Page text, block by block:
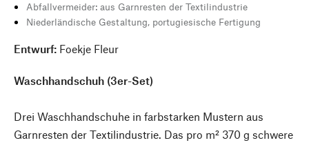
Abfallvermeider: aus Garnresten der Textilindustrie
Niederländische Gestaltung, portugiesische Fertigung
Entwurf: Foekje Fleur
Waschhandschuh (3er-Set)
Drei Waschhandschuhe in farbstarken Mustern aus
Garnresten der Textilindustrie. Das pro m² 370 g schwere